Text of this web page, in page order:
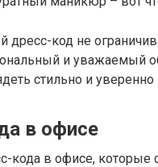
дресс-код не
и уважаемый
стильно и
в офисе
кода в офисе, которые